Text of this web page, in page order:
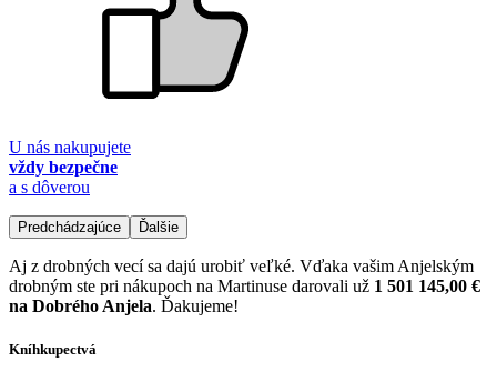
U nás nakupujete
vždy bezpečne
a s dôverou
Predchádzajúce Ďalšie
Aj z drobných vecí sa dajú urobiť veľké. Vďaka vašim Anjelským
drobným ste pri nákupoch na Martinuse darovali už 1 501 145,00 €
na Dobrého Anjela. Ďakujeme!
Kníhkupectvá